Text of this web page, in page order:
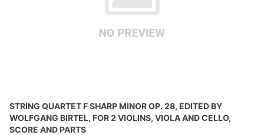
STRING QUARTET F SHARP MINOR OP. 28, EDITED BY
WOLFGANG BIRTEL, FOR 2 VIOLINS, VIOLA AND CELLO,
SCORE AND PARTS